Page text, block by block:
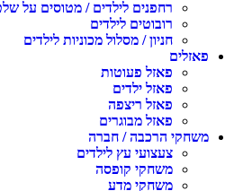
רחפנים לילדים / מטוסים על שלט לילדים
רובוטים לילדים
חניון / מסלול מכוניות לילדים
פאזל פעוטות
פאזל ילדים
פאזל ריצפה
פאזל מבוגרים
הרכבה / חברה
צעצועי עץ לילדים
משחקי קופסה
משחקי מדע